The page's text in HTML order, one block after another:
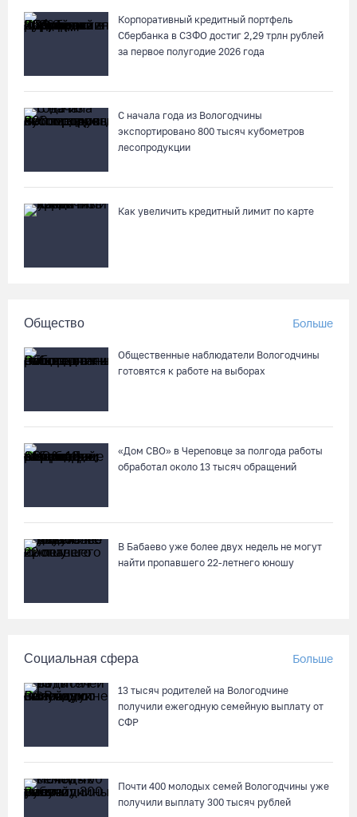
Заявка на создание университетского кампуса в Череповце
07.08.26 / 17:25
В выходные на Вологодчине станет известен обладатель
футбольного кубка региона
07.08.26 / 16:46
Под Харовском пьяный водитель «Тойоты» слетел с трассы в
кювет и опрокинулся
07.08.26 / 15:23
07.08.26 / 15:08
DDoS-атак за шесть месяцев
Завершен первый этап благоустройства прибрежной зоны
Шекснинского водохранилища
07.08.26 / 14:25
07.08.26 / 14:20
Корпоративный кредитный портфель
Сбербанка в СЗФО достиг 2,29 трлн рублей
за первое полугодие 2026 года
С начала года из Вологодчины
экспортировано 800 тысяч кубометров
лесопродукции
Как увеличить кредитный лимит по карте
Общество Больше
Общественные наблюдатели Вологодчины
готовятся к работе на выборах
«Дом СВО» в Череповце за полгода работы
обработал около 13 тысяч обращений
В Бабаево уже более двух недель не могут
найти пропавшего 22-летнего юношу
Социальная сфера Больше
13 тысяч родителей на Вологодчине
получили ежегодную семейную выплату от
СФР
Почти 400 молодых семей Вологодчины уже
получили выплату 300 тысяч рублей